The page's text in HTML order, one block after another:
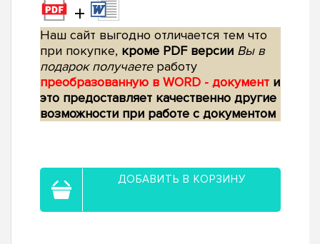
+
Наш сайт выгодно отличается тем что
при покупке, кроме PDF версии Вы в
подарок получаетеработу
преобразованную в WORD - документ и
это предоставляет качественно другие
возможности при работе с документом
ДОБАВИТЬ В КОРЗИНУ